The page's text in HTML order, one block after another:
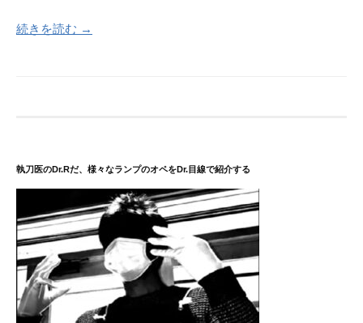
続きを読む →
執刀医のDr.Rだ、様々なランプのオペをDr.目線で紹介する